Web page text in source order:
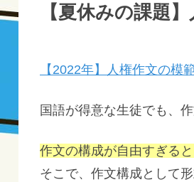
【夏休みの課題
【2022年】人権作文の模
国語が得意な生徒でも、
作文の構成が自由すぎる
そこで、作文構成として